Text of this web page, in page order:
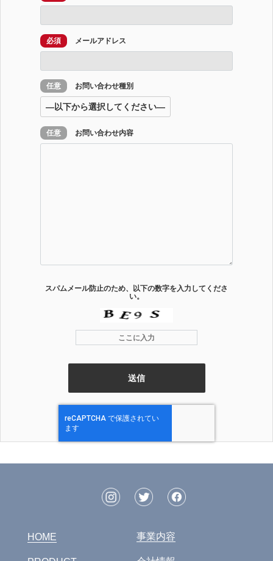
必須 メールアドレス
任意 お問い合わせ種別
任意 お問い合わせ内容
スパムメール防止のため、以下の数字を入力してくださ
い。
HOME 事業内容